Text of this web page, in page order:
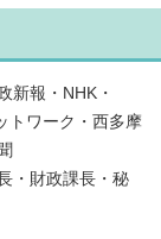
新報・NHK・
トワーク・西多摩
・財政課長・秘